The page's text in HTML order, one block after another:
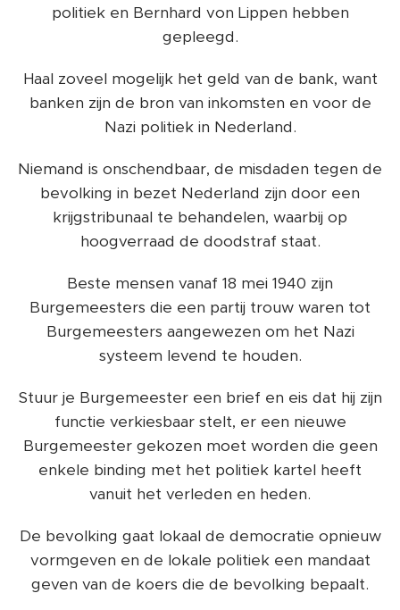
politiek en Bernhard von Lippen hebben
gepleegd.
Haal zoveel mogelijk het geld van de bank, want
banken zijn de bron van inkomsten en voor de
Nazi politiek in Nederland.
Niemand is onschendbaar, de misdaden tegen de
bevolking in bezet Nederland zijn door een
krijgstribunaal te behandelen, waarbij op
hoogverraad de doodstraf staat.
Beste mensen vanaf 18 mei 1940 zijn
Burgemeesters die een partij trouw waren tot
Burgemeesters aangewezen om het Nazi
systeem levend te houden.
Stuur je Burgemeester een brief en eis dat hij zijn
functie verkiesbaar stelt, er een nieuwe
Burgemeester gekozen moet worden die geen
enkele binding met het politiek kartel heeft
vanuit het verleden en heden.
De bevolking gaat lokaal de democratie opnieuw
vormgeven en de lokale politiek een mandaat
geven van de koers die de bevolking bepaalt.